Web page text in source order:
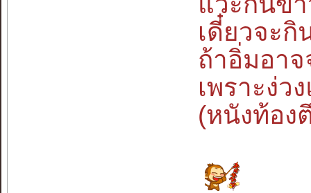
เดี๋ยวจะกิ
ถ้าอิ่มอา
เพราะง่
(หนังท้อง